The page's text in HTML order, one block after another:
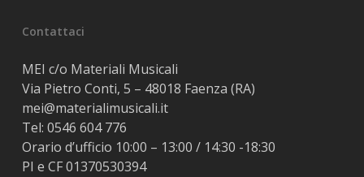
Contattaci
MEI c/o Materiali Musicali
Via Pietro Conti, 5 – 48018 Faenza (RA)
mei@materialimusicali.it
Tel: 0546 604 776
Orario d’ufficio 10:00 – 13:00 / 14:30 -18:30
PI e CF 01370530394